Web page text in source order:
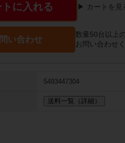
トに入れる ▶ カートを見
い合わせ
数量50台以上
お問い合わせ
5493447304
送料一覧（詳細）